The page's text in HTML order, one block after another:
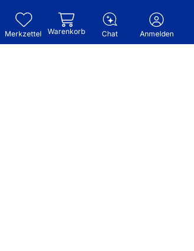
Merkzettel Warenkorb Chat Anmelden